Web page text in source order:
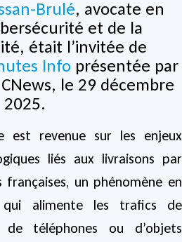
Brulé, avocate en
et de la
était l’invitée de
Infoprésentée par
le 29 décembre
2025.
est revenue sur les enjeux
liés aux livraisons par
un phénomène en
qui alimente les trafics de
de téléphones ou d’objets